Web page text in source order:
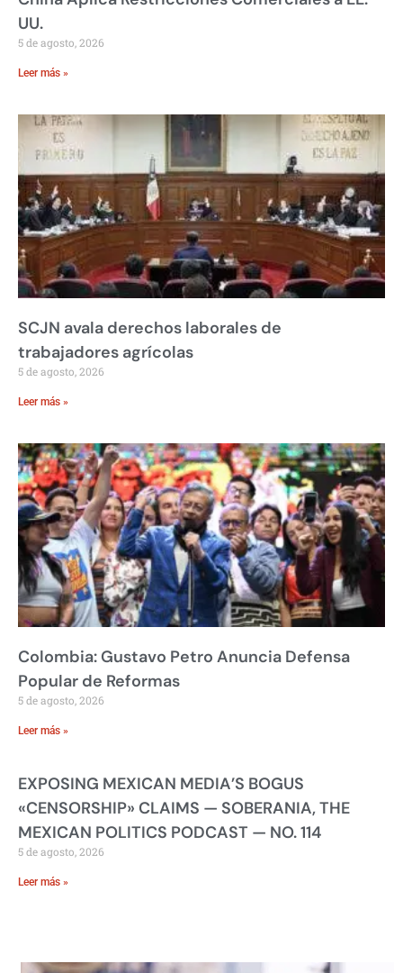
UU.
5 de agosto, 2026
Leer más »
SCJN avala derechos laborales de
trabajadores agrícolas
5 de agosto, 2026
Leer más »
Colombia: Gustavo Petro Anuncia Defensa
Popular de Reformas
5 de agosto, 2026
Leer más »
EXPOSING MEXICAN MEDIA’S BOGUS
«CENSORSHIP» CLAIMS — SOBERANIA, THE
MEXICAN POLITICS PODCAST — NO. 114
5 de agosto, 2026
Leer más »